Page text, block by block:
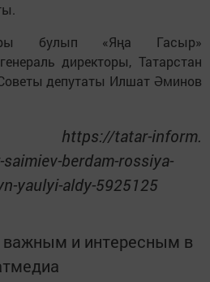
булып «Яңа Гасыр»
директоры, Татарстан
депутаты Илшат Әминов
tatar-inform.
berdam-rossiya-
yaulyi-aldy-5925125
и интересным в